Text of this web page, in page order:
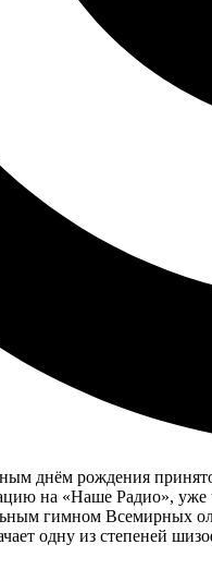
днём рождения
на «Наше Радио», уже
гимном Всемирных
одну из степеней